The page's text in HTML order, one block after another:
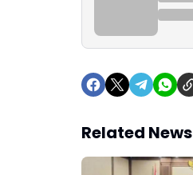
Related News